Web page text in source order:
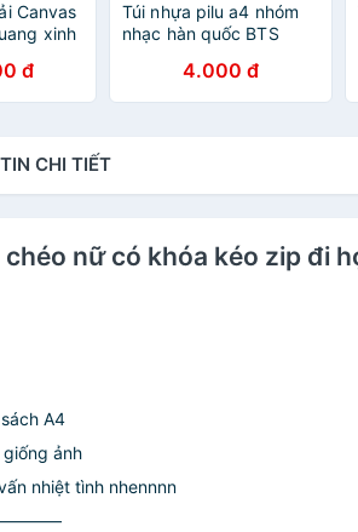
Canvas
xinh
đ
Túi nhựa pilu a4 nhóm
nhạc hàn quốc BTS
4.000 đ
CHI TIẾT
nữ có khóa kéo zip đi
A4
ảnh
nhiệt tình nhennnn